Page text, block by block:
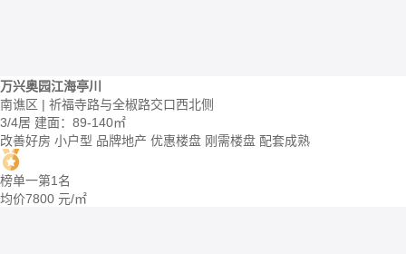
万兴奥园江海亭川
南谯区 | 祈福寺路与全椒路交口西北侧
3/4居 建面：89-140㎡
改善好房 小户型 品牌地产 优惠楼盘 刚需楼盘 配套成熟
榜单一第1名
均价7800 元/㎡